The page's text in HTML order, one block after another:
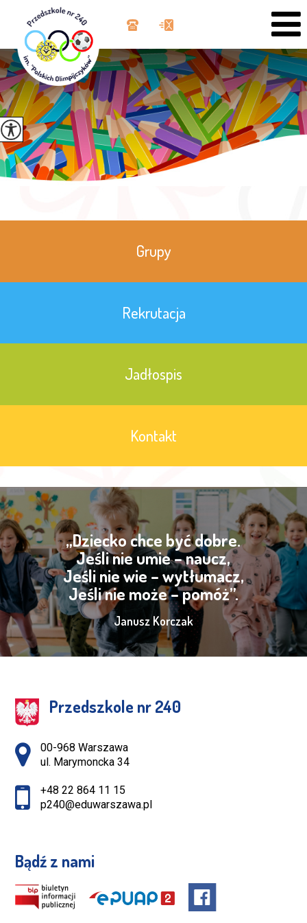
Grupy
Rekrutacja
Jadłospis
Kontakt
„Dziecko chce być dobre.
Jeśli nie umie – naucz,
Jeśli nie wie – wytłumacz,
Jeśli nie może – pomóż”.
Janusz Korczak
Przedszkole nr 240
Adres pocztowy:
00-968 Warszawa
ul. Marymoncka 34
+48 22 864 11 15
p240@eduwarszawa.pl
Bądź z nami